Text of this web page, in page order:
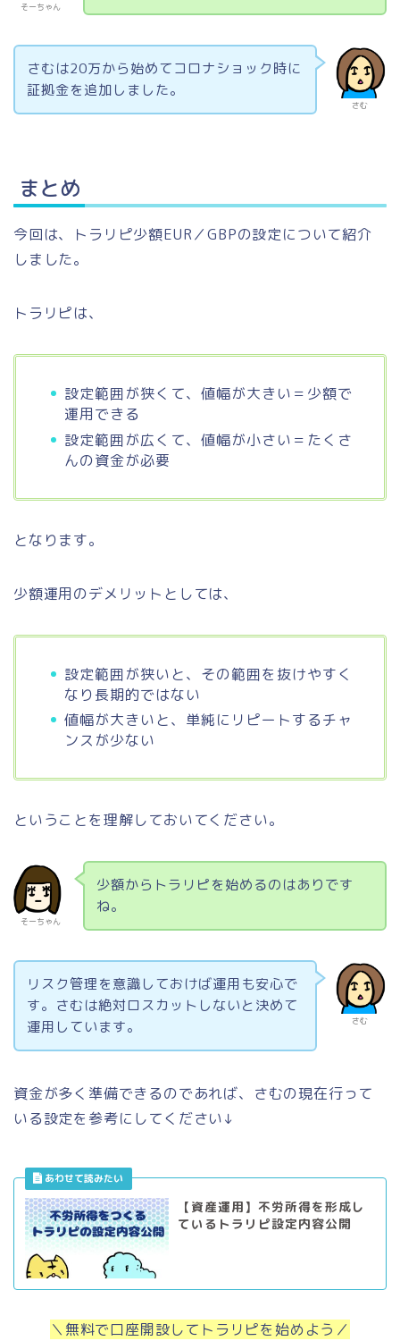
そーちゃん
さむ
さむは20万から始めてコロナショック時に
証拠金を追加しました。
まとめ
今回は、トラリピ少額EUR／GBPの設定について紹介
しました。
トラリピは、
設定範囲が狭くて、値幅が大きい＝少額で
運用できる
設定範囲が広くて、値幅が小さい＝たくさ
んの資金が必要
となります。
少額運用のデメリットとしては、
設定範囲が狭いと、その範囲を抜けやすく
なり長期的ではない
値幅が大きいと、単純にリピートするチャ
ンスが少ない
ということを理解しておいてください。
そーちゃん
少額からトラリピを始めるのはありです
ね。
さむ
リスク管理を意識しておけば運用も安心で
す。さむは絶対ロスカットしないと決めて
運用しています。
資金が多く準備できるのであれば、さむの現在行って
いる設定を参考にしてください↓
【資産運用】不労所得を形成し
ているトラリピ設定内容公開
＼無料で口座開設してトラリピを始めよう／